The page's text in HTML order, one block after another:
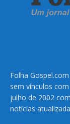
Folha
sem vínculos
julho de 2002
notícias